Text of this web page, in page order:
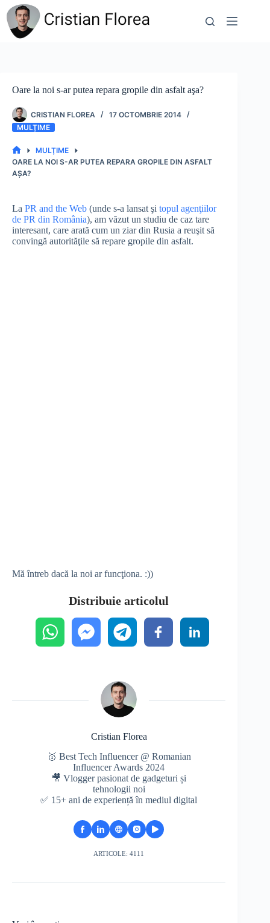
Sari
conținut
Oare la noi s-ar putea repara gropile din asfalt aşa?
CRISTIAN FLOREA
17 OCTOMBRIE 2014
MULŢIME
PRIMA
PAGINĂ
MULŢIME
OARE LA NOI S-AR PUTEA REPARA GROPILE DIN ASFALT
AŞA?
La PR and the Web (unde s-a lansat şi topul agenţiilor
de PR din România), am văzut un studiu de caz tare
interesant, care arată cum un ziar din Rusia a reuşit să
convingă autorităţile să repare gropile din asfalt.
Mă întreb dacă la noi ar funcţiona. :))
Distribuie articolul
Cristian Florea
🥇 Best Tech Influencer @ Romanian
Influencer Awards 2024
🎥 Vlogger pasionat de gadgeturi și
tehnologii noi
✅ 15+ ani de experiență în mediul digital
ARTICOLE: 4111